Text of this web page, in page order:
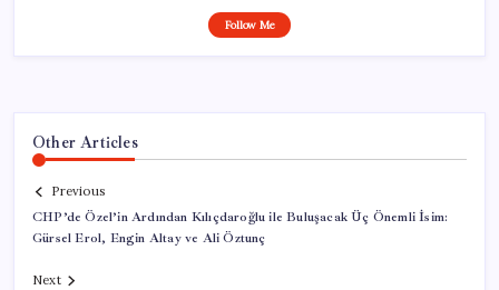
Follow Me
Other Articles
Previous
CHP’de Özel’in Ardından Kılıçdaroğlu ile Buluşacak Üç Önemli İsim:
Gürsel Erol, Engin Altay ve Ali Öztunç
Next